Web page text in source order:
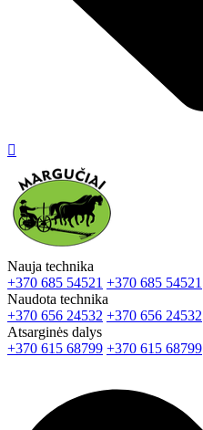

Nauja technika
+370 685 54521 +370 685 54521
Naudota technika
+370 656 24532 +370 656 24532
Atsarginės dalys
+370 615 68799 +370 615 68799